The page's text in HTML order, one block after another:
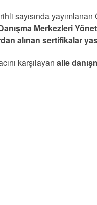
sayısında
Merkezleri
alınan sertifikalar
karşılayan aile